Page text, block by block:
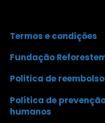
Termos e condições
Fundação
Politica de
Política de
humanos